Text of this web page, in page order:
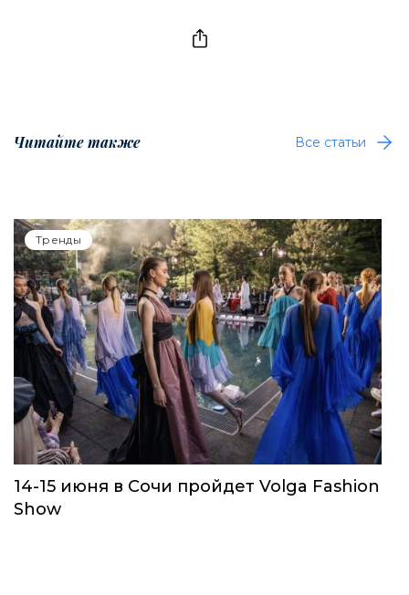
Читайте также Все статьи
Тренды